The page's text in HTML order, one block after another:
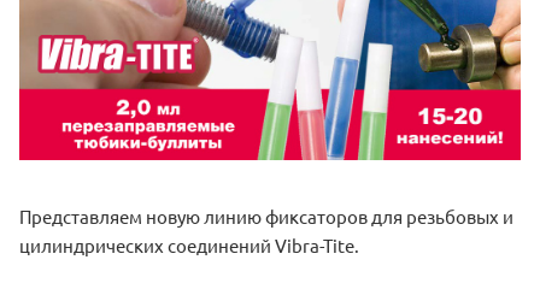
Представляем новую линию фиксаторов для резьбовых и
цилиндрических соединений Vibra-Tite.